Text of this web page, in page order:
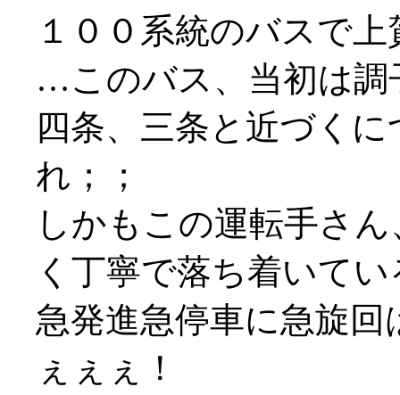
１００系統のバスで
…このバス、当初は調
四条、三条と近づく
れ；；
しかもこの運転手さ
く丁寧で落ち着いて
急発進急停車に急旋
ぇぇぇ！